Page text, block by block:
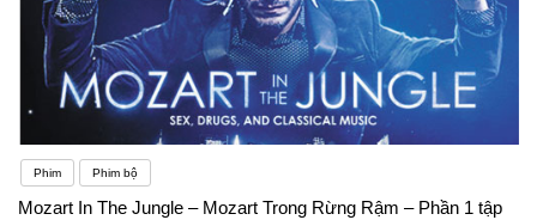
Phim Phim bộ
Mozart In The Jungle – Mozart Trong Rừng Rậm – Phần 1 tập